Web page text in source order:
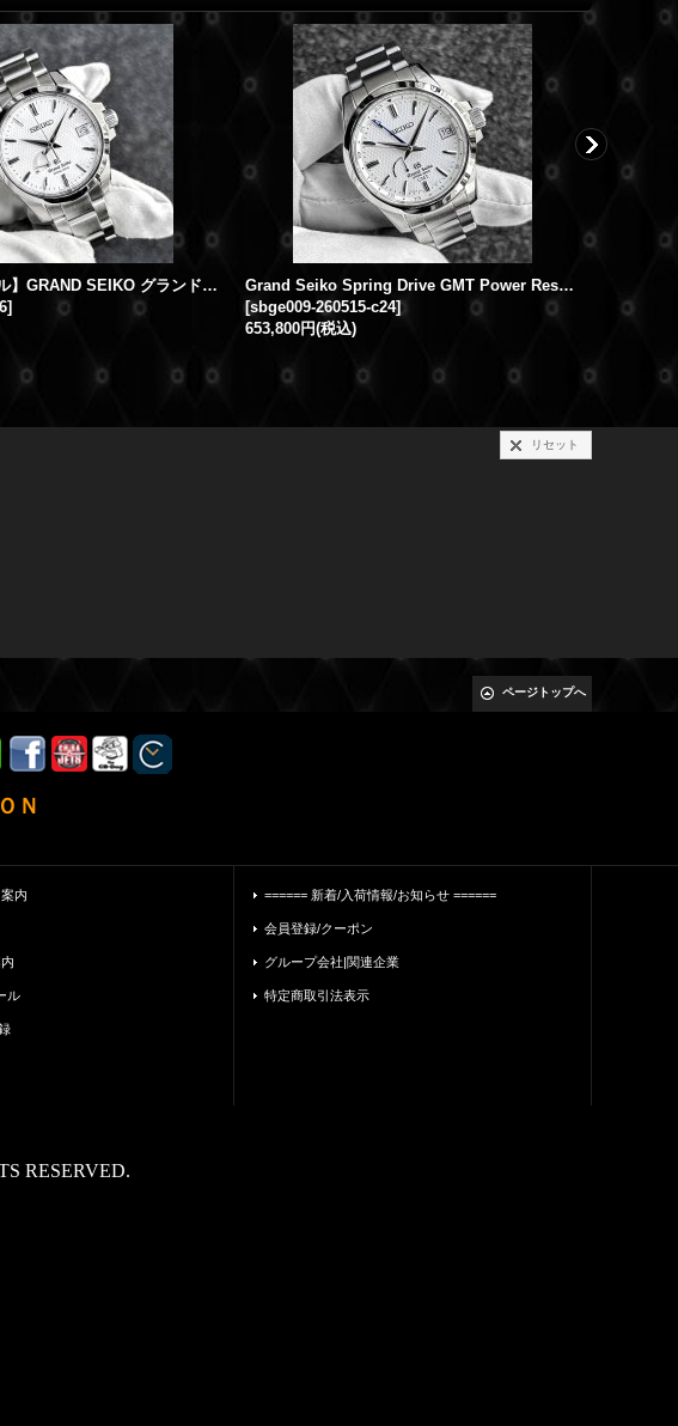
【生産終了モデル】GRAND SEIKO グランドセイコー ヘリテージコレクション スプリングドライブ パワーリザーブ デイト SBGA025 白盤 | 260626
]
Grand Seiko Spring Drive GMT Power Reserve Date White Dial SBGE009 9R66-0AE0
[sbge009-260515-c24]
653,800円(税込)
リセット
ページトップへ
Ｎ
内
ル
====== 新着/入荷情報/お知らせ ======
会員登録/クーポン
グループ会社|関連企業
特定商取引法表示
RESERVED.